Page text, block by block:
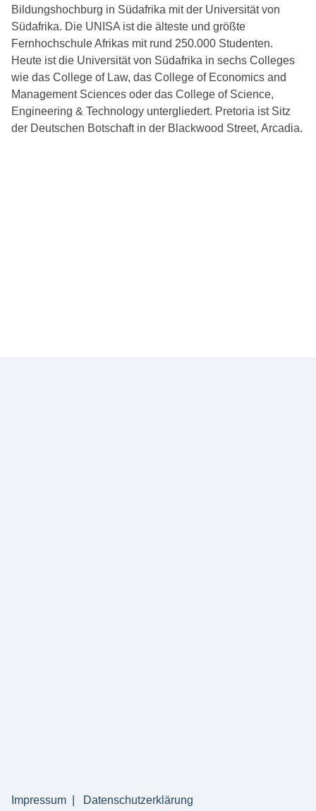
Bildungshochburg in Südafrika mit der Universität von
Südafrika. Die UNISA ist die älteste und größte
Fernhochschule Afrikas mit rund 250.000 Studenten.
Heute ist die Universität von Südafrika in sechs Colleges
wie das College of Law, das College of Economics and
Management Sciences oder das College of Science,
Engineering & Technology untergliedert. Pretoria ist Sitz
der Deutschen Botschaft in der Blackwood Street, Arcadia.
Impressum Datenschutzerklärung